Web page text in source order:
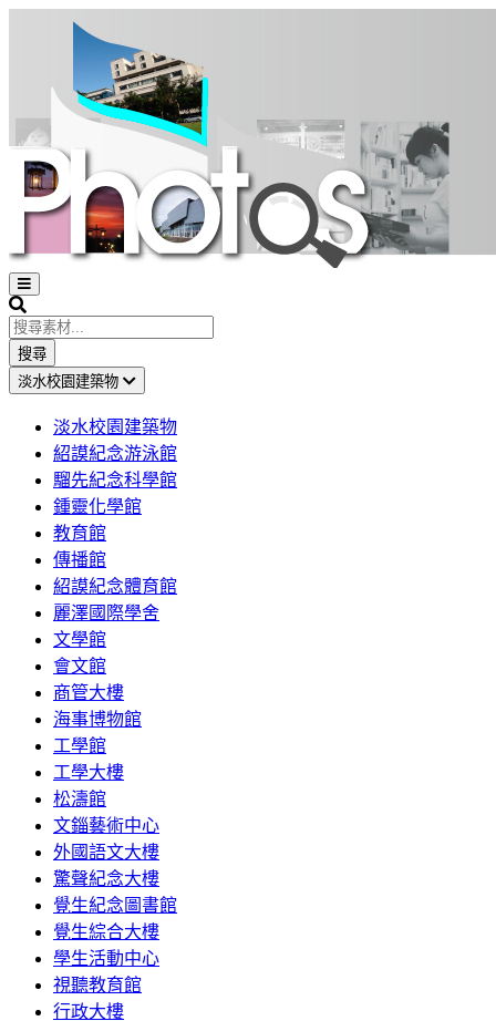
Open
sidebar
Search
搜尋
淡水校園建築物
淡水校園建築物
紹謨紀念游泳館
騮先紀念科學館
鍾靈化學館
教育館
傳播館
紹謨紀念體育館
麗澤國際學舍
文學館
會文館
商管大樓
海事博物館
工學館
工學大樓
松濤館
文錙藝術中心
外國語文大樓
驚聲紀念大樓
覺生紀念圖書館
覺生綜合大樓
學生活動中心
視聽教育館
行政大樓